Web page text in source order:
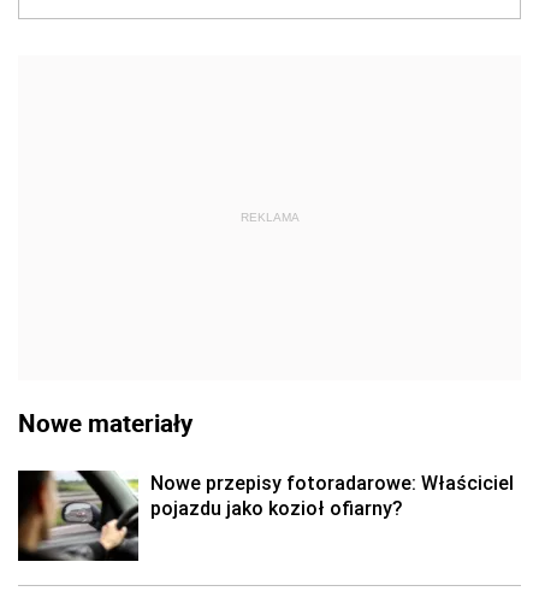
REKLAMA
Nowe materiały
Nowe przepisy fotoradarowe: Właściciel
pojazdu jako kozioł ofiarny?